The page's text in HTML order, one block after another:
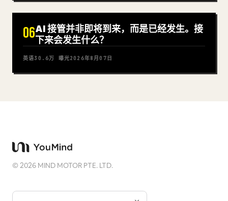
06AI 接管并非即将到来，而是已经发生。接
下来会发生什么？
英语30.6万 曝光2026年8月07日
©2026 MIND MOTOR PTE. LTD.